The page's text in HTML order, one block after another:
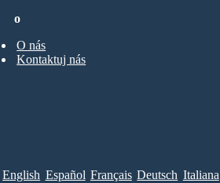
o
O nás
Kontaktuj nás
English Español Français Deutsch Italiana